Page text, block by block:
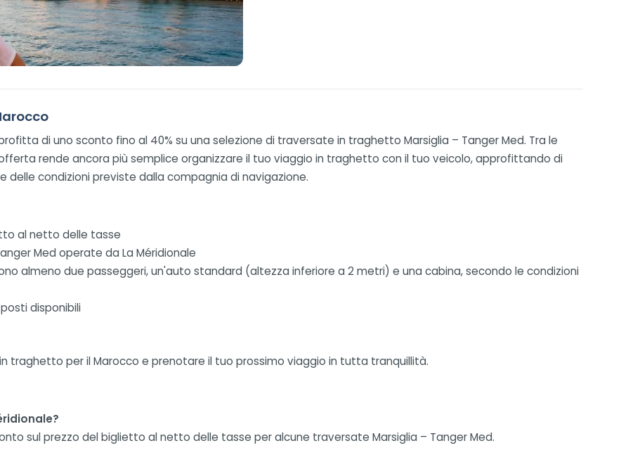
di uno sconto fino al 40% su una selezione di traversate in traghetto Marsiglia – Tanger Med. Tra le
rende ancora più semplice organizzare il tuo viaggio in traghetto con il tuo veicolo, approfittando di
condizioni previste dalla compagnia di navigazione.
al netto delle tasse
Med operate da La Méridionale
almeno due passeggeri, un'auto standard (altezza inferiore a 2 metri) e una cabina, secondo le condizioni
disponibili
traghetto per il Marocco e prenotare il tuo prossimo viaggio in tutta tranquillità.
sul prezzo del biglietto al netto delle tasse per alcune traversate Marsiglia – Tanger Med.